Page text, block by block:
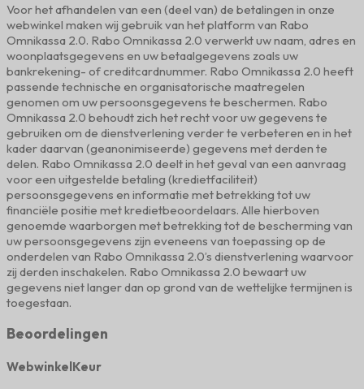
Voor het afhandelen van een (deel van) de betalingen in onze
webwinkel maken wij gebruik van het platform van Rabo
Omnikassa 2.0. Rabo Omnikassa 2.0 verwerkt uw naam, adres en
woonplaatsgegevens en uw betaalgegevens zoals uw
bankrekening- of creditcardnummer. Rabo Omnikassa 2.0 heeft
passende technische en organisatorische maatregelen
genomen om uw persoonsgegevens te beschermen. Rabo
Omnikassa 2.0 behoudt zich het recht voor uw gegevens te
gebruiken om de dienstverlening verder te verbeteren en in het
kader daarvan (geanonimiseerde) gegevens met derden te
delen. Rabo Omnikassa 2.0 deelt in het geval van een aanvraag
voor een uitgestelde betaling (kredietfaciliteit)
persoonsgegevens en informatie met betrekking tot uw
financiële positie met kredietbeoordelaars. Alle hierboven
genoemde waarborgen met betrekking tot de bescherming van
uw persoonsgegevens zijn eveneens van toepassing op de
onderdelen van Rabo Omnikassa 2.0’s dienstverlening waarvoor
zij derden inschakelen. Rabo Omnikassa 2.0 bewaart uw
gegevens niet langer dan op grond van de wettelijke termijnen is
toegestaan.
Beoordelingen
WebwinkelKeur